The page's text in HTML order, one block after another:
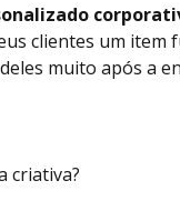
clientes um item
muito após a
criativa?